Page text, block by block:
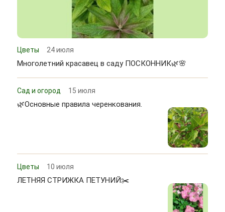
Цветы 24 июля
Многолетний красавец в саду ПОСКОННИК🌿🌸
Сад и огород 15 июля
🌿Основные правила черенкования.
Цветы 10 июля
ЛЕТНЯЯ СТРИЖКА ПЕТУНИЙ✂️